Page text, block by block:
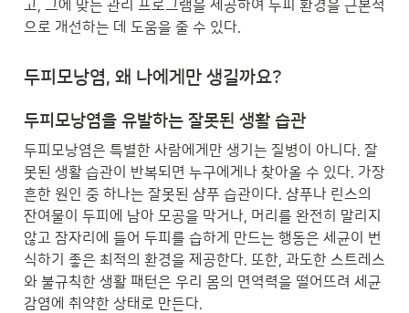
고, 그에 맞는 관리 프로그램을 제공하여 두피 환경을 근본적
으로 개선하는 데 도움을 줄 수 있다.
두피모낭염, 왜 나에게만 생길까요?
두피모낭염을 유발하는 잘못된 생활 습관
두피모낭염은 특별한 사람에게만 생기는 질병이 아니다. 잘
못된 생활 습관이 반복되면 누구에게나 찾아올 수 있다. 가장
흔한 원인 중 하나는 잘못된 샴푸 습관이다. 샴푸나 린스의
잔여물이 두피에 남아 모공을 막거나, 머리를 완전히 말리지
않고 잠자리에 들어 두피를 습하게 만드는 행동은 세균이 번
식하기 좋은 최적의 환경을 제공한다. 또한, 과도한 스트레스
와 불규칙한 생활 패턴은 우리 몸의 면역력을 떨어뜨려 세균
감염에 취약한 상태로 만든다.